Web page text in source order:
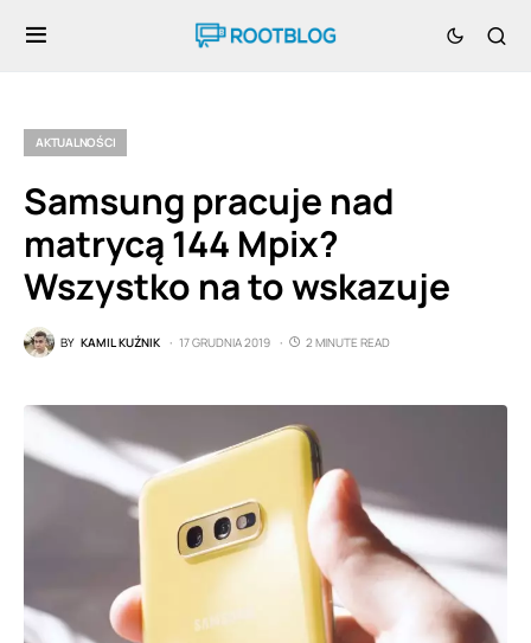
AKTUALNOŚCI
Samsung pracuje nad
matrycą 144 Mpix?
Wszystko na to wskazuje
BY KAMIL KUŹNIK 17 GRUDNIA 2019 2 MINUTE READ